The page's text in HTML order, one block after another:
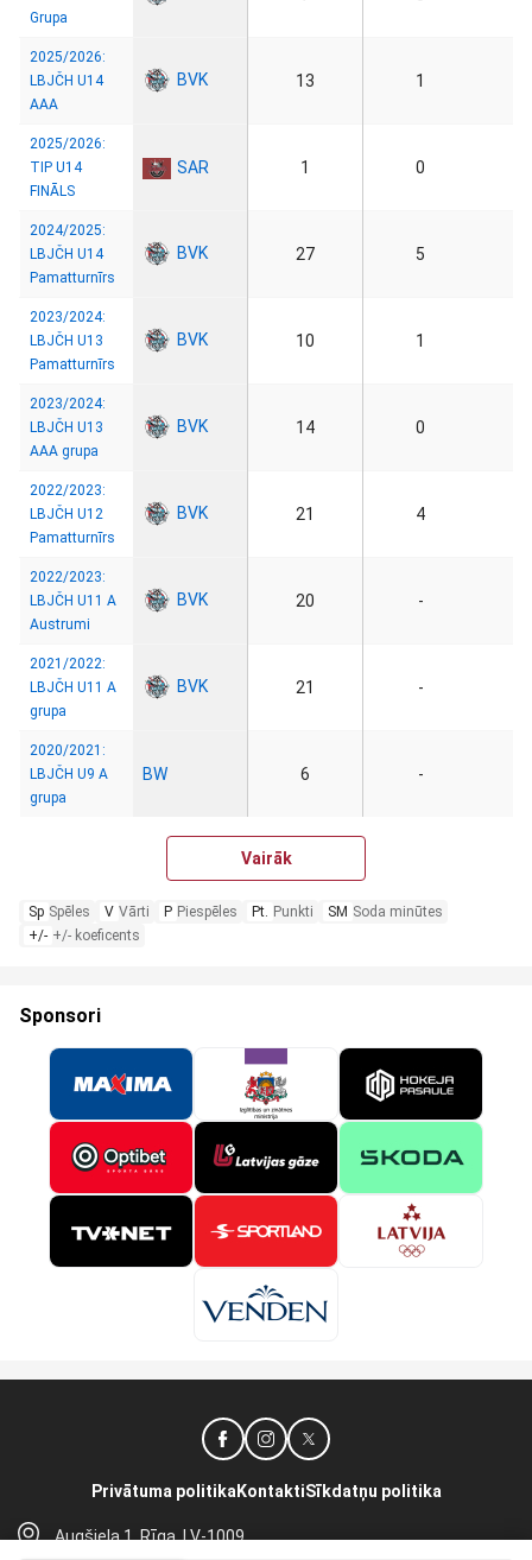
Grupa
2025/2026:
LBJČH U14
AAA
BVK 13 1
2025/2026:
TIP U14
FINĀLS
SAR 1 0
2024/2025:
LBJČH U14
Pamatturnīrs
BVK 27 5
2023/2024:
LBJČH U13
Pamatturnīrs
BVK 10 1
2023/2024:
LBJČH U13
AAA grupa
BVK 14 0
2022/2023:
LBJČH U12
Pamatturnīrs
BVK 21 4
2022/2023:
LBJČH U11 A
Austrumi
BVK 20 -
2021/2022:
LBJČH U11 A
grupa
BVK 21 -
2020/2021:
LBJČH U9 A
grupa
BW 6 -
Vairāk
Sp Spēles V Vārti P Piespēles Pt. Punkti SM Soda minūtes
+/- +/- koeficents
Sponsori
Augšiela 1, Rīga, LV-1009
Privātuma politika KontaktiSīkdatņu politika